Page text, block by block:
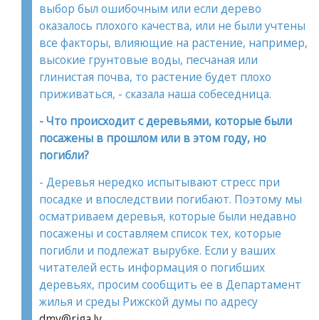
выбор был ошибочным или если дерево
оказалось плохого качества, или не были учтены
все факторы, влияющие на растение, например,
высокие грунтовые воды, песчаная или
глинистая почва, то растение будет плохо
приживаться, - сказала наша собеседница.
- Что происходит с деревьями, которые были
посажены в прошлом или в этом году, но
погибли?
- Деревья нередко испытывают стресс при
посадке и впоследствии погибают. Поэтому мы
осматриваем деревья, которые были недавно
посажены и составляем список тех, которые
погибли и подлежат вырубке. Если у ваших
читателей есть информация о погибших
деревьях, просим сообщить ее в Департамент
жилья и среды Рижской думы по адресу